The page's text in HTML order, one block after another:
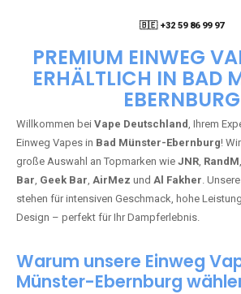
🇧🇪 +32 59 86 99 97
PREMIUM EINWEG
ERHÄLTLICH IN BAD
EBERNBURG
Willkommen bei Vape Deutschland, Ihrem
Einweg Vapes in Bad Münster-Ebernburg!
große Auswahl an Topmarken wie JNR, RandM,
Bar, Geek Bar, AirMez und Al Fakher.
stehen für intensiven Geschmack, hohe
Design – perfekt für Ihr Dampferlebnis.
Warum unsere Einweg
Münster-Ebernburg